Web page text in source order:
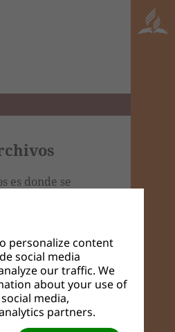
es donde se
multimedia
Casi cualquier
su sitio
en la
personalize content
social media
our traffic. We
about your use of
media,
partners.